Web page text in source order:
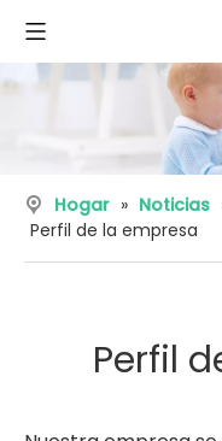
Hogar » Noticias
Perfil de la empresa
Perfil